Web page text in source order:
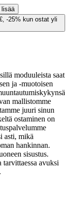
-25% kun ostat yli
moduuleista saat
ja -muotoisen
mallistomme
juuri sinun
ostaminen on
asti, mikä
hankinnan.
sisustus.
tarvittaessa avuksi
.